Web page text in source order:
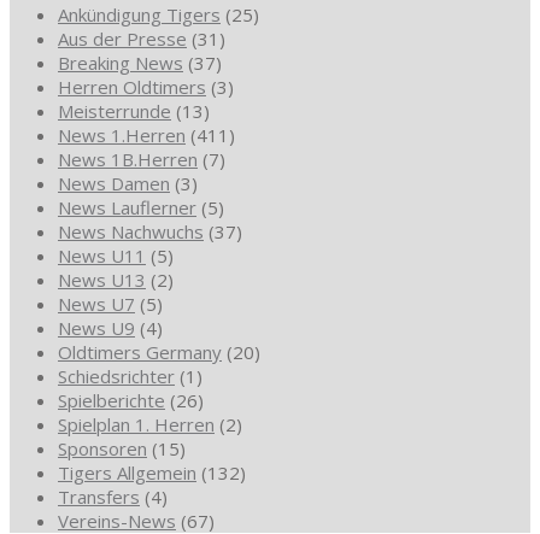
Ankündigung Tigers (25)
Aus der Presse (31)
Breaking News (37)
Herren Oldtimers (3)
Meisterrunde (13)
News 1.Herren (411)
News 1B.Herren (7)
News Damen (3)
News Lauflerner (5)
News Nachwuchs (37)
News U11 (5)
News U13 (2)
News U7 (5)
News U9 (4)
Oldtimers Germany (20)
Schiedsrichter (1)
Spielberichte (26)
Spielplan 1. Herren (2)
Sponsoren (15)
Tigers Allgemein (132)
Transfers (4)
Vereins-News (67)